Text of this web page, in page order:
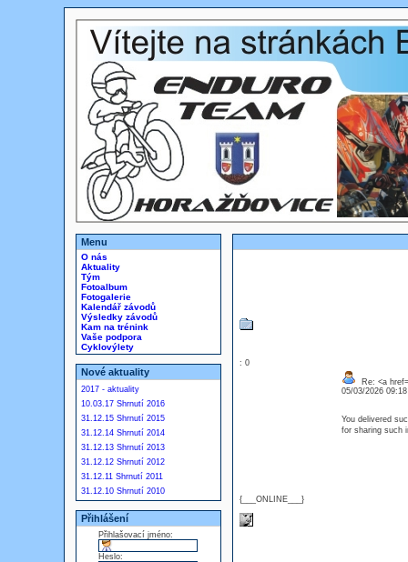
Menu
O nás
Aktuality
Tým
Fotoalbum
Fotogalerie
Kalendář závodů
Výsledky závodů
Kam na trénink
Vaše podpora
Cyklovýlety
Nové aktuality
2017 - aktuality
10.03.17 Shrnutí 2016
31.12.15 Shrnutí 2015
31.12.14 Shrnutí 2014
31.12.13 Shrnutí 2013
31.12.12 Shrnutí 2012
31.12.11 Shrnutí 2011
31.12.10 Shrnutí 2010
Přihlášení
Přihlašovací jméno:
Heslo:
: 0
{___ONLINE___}
Re: <a
05/03/2026
You delivered
for sharing such